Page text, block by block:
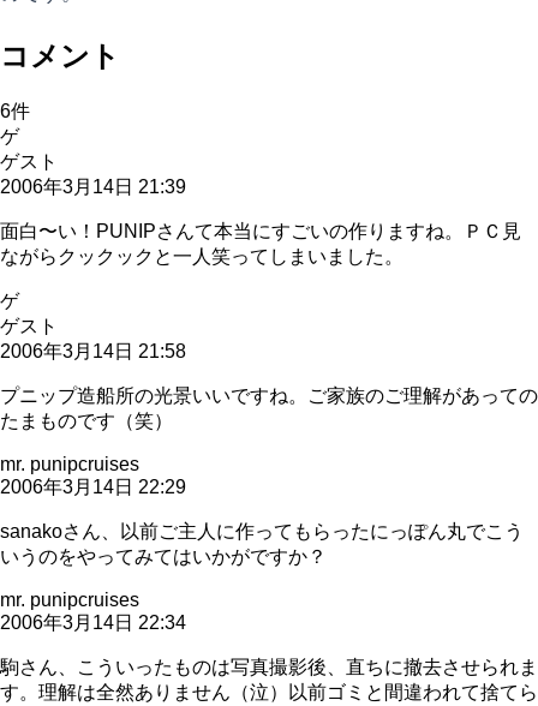
コメント
6件
ゲ
ゲスト
2006年3月14日 21:39
面白〜い！PUNIPさんて本当にすごいの作りますね。ＰＣ見
ながらクックックと一人笑ってしまいました。
ゲ
ゲスト
2006年3月14日 21:58
プニップ造船所の光景いいですね。ご家族のご理解があっての
たまものです（笑）
mr. punipcruises
2006年3月14日 22:29
sanakoさん、以前ご主人に作ってもらったにっぽん丸でこう
いうのをやってみてはいかがですか？
mr. punipcruises
2006年3月14日 22:34
駒さん、こういったものは写真撮影後、直ちに撤去させられま
す。理解は全然ありません（泣）以前ゴミと間違われて捨てら